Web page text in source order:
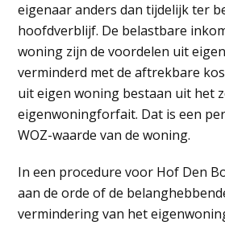
eigenaar anders dan tijdelijk ter
hoofdverblijf. De belastbare
woning zijn de voordelen uit
verminderd met de aftrekbare
uit eigen woning bestaan uit het
eigenwoningforfait. Dat is een
WOZ-waarde van de woning.
In een procedure voor Hof Den
aan de orde of de
vermindering van het